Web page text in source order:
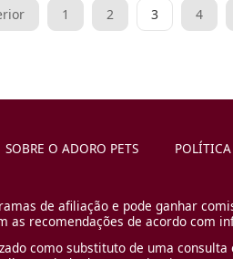
1 2 3 4
SOBRE O ADORO PETS
de afiliação e pode ganhar
as recomendações de acordo com
como substituto de uma